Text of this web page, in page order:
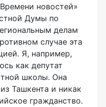
новостей»
Думы по
делам
случае эта
Я, например,
как депутат
школы. Она
Ташкента и никак
гражданство.